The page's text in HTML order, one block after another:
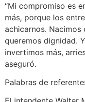
“Mi compromiso es
más, porque los
achicarnos.
queremos dignidad.
invertimos más,
aseguró.
Palabras de